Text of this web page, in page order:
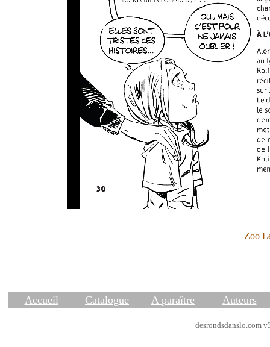
Zoo
Accueil Catalogue A paraître Auteurs
desrondsdanslo.com